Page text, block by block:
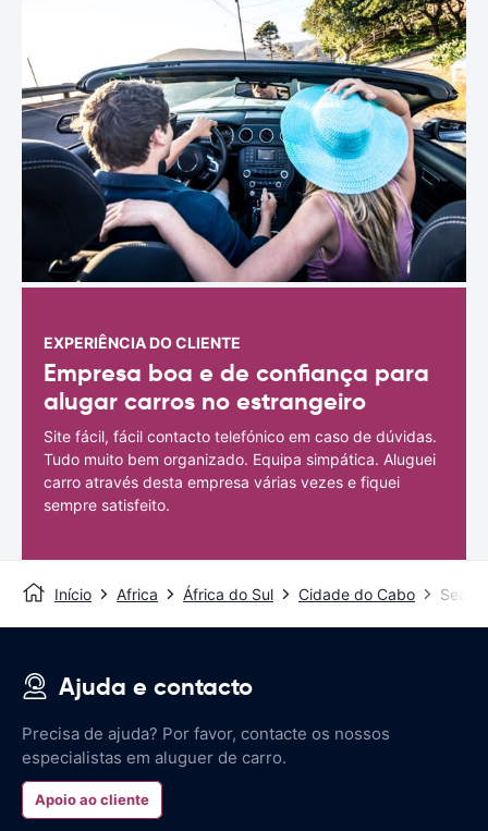
EXPERIÊNCIA DO CLIENTE
Empresa boa e de confiança para
alugar carros no estrangeiro
Site fácil, fácil contacto telefónico em caso de dúvidas.
Tudo muito bem organizado. Equipa simpática. Aluguei
carro através desta empresa várias vezes e fiquei
sempre satisfeito.
Início Africa África do Sul Cidade do Cabo Sea
Ajuda e contacto
Precisa de ajuda? Por favor, contacte os nossos
especialistas em aluguer de carro.
Apoio ao cliente